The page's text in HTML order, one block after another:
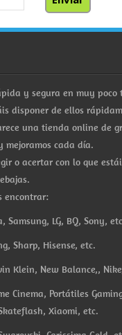
y segura en muy poco
disponer de ellos
una tienda online de
mejoramos cada día.
o acertar con lo que
encontrar:
LG, BQ, Sony,
Sharp, Hisense, etc.
Klein, New Balance,,
Cinema, Portátiles
Xiaomi, etc.